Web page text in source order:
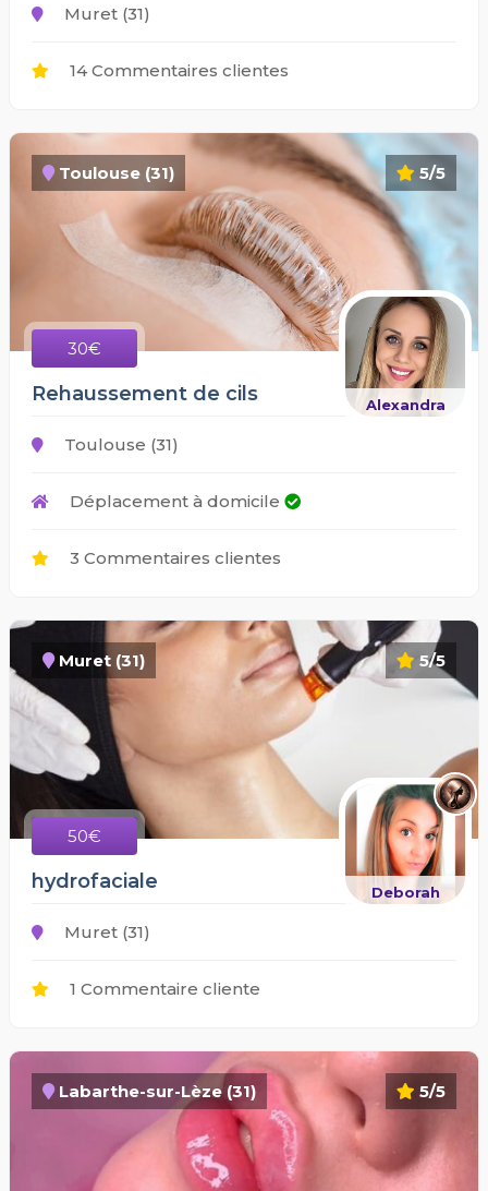
Muret (31)
14 Commentaires clientes
5/5
Toulouse (31)
30€
Alexandra
Rehaussement de cils
Toulouse (31)
Déplacement à domicile
3 Commentaires clientes
5/5
Muret (31)
50€
Deborah
hydrofaciale
Muret (31)
1 Commentaire cliente
5/5
Labarthe-sur-Lèze (31)